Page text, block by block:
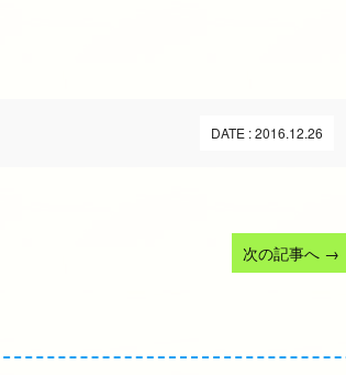
DATE : 2016.12.26
次の記事へ →